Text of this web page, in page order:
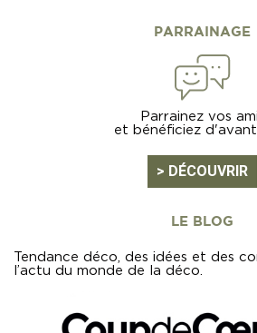
PARRAINAGE
Parrainez vos
et bénéficiez
> DÉCOUVRIR
LE BLOG
Tendance déco, des idées et des
l’actu du monde de la déco.